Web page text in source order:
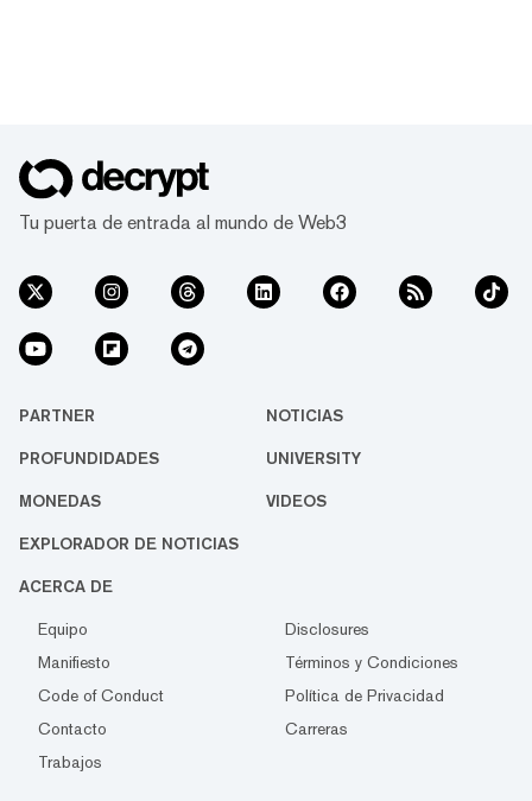
Tu puerta de entrada al mundo de Web3
PARTNER NOTICIAS
PROFUNDIDADES UNIVERSITY
MONEDAS VIDEOS
EXPLORADOR DE NOTICIAS
ACERCA DE
Equipo
Disclosures
Manifiesto
Términos y Condiciones
Code of Conduct
Política de Privacidad
Contacto
Carreras
Trabajos